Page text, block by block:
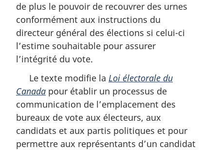
de plus le pouvoir de recouvrer des urnes
conformément aux instructions du
directeur général des élections si celui-ci
l’estime souhaitable pour assurer
l’intégrité du vote.
Le texte modifie la Loi électorale du
Canada pour établir un processus de
communication de l’emplacement des
bureaux de vote aux électeurs, aux
candidats et aux partis politiques et pour
permettre aux représentants d’un candidat